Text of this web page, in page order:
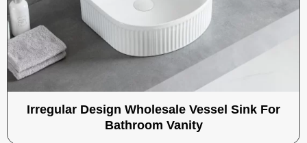
Irregular Design Wholesale Vessel Sink For
Bathroom Vanity